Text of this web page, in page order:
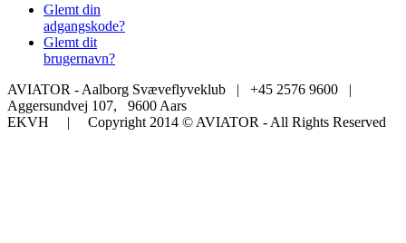
Glemt din
adgangskode?
Glemt dit
brugernavn?
AVIATOR - Aalborg Svæveflyveklub | +45 2576 9600 |
Aggersundvej 107, 9600 Aars
EKVH | Copyright 2014 © AVIATOR - All Rights Reserved